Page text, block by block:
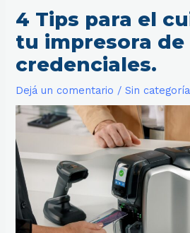
4 Tips para el
tu impresora de
credenciales.
Dejá un comentario /Sin categoría